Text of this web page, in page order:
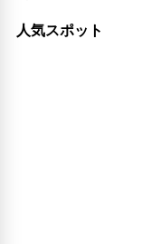
人気スポット